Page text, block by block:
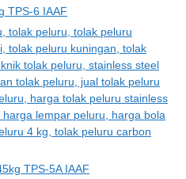
TPS-6 IAAF
TPS-5A IAAF